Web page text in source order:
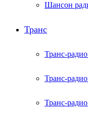
Шансон
Транс
Транс-
Транс-
Транс-